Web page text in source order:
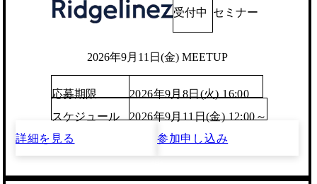
受付中 セミナー
2026年9月11日(金) MEETUP
応募期限
2026年9月8日(火) 16:00
スケジュール
2026年9月11日(金) 12:00～
詳細を見る
参加申し込み